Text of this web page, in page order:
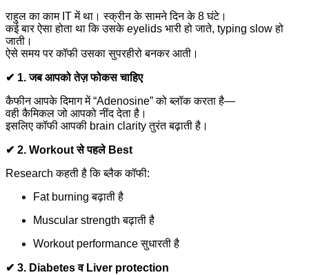
राहुल का काम IT में था। स्क्रीन के सामने दिन के 8 घंटे।
कई बार ऐसा होता था कि उसके eyelids भारी हो जाते, typing slow हो
जाती।
ऐसे समय पर कॉफी उसका सुपरहीरो बनकर आती।
✔ 1. जब आपको तेज़ फोकस चाहिए
कैफीन आपके दिमाग में “Adenosine” को ब्लॉक करता है—
वही कैमिकल जो आपको नींद देता है।
इसलिए कॉफी आपकी brain clarity तुरंत बढ़ाती है।
✔ 2. Workout से पहले Best
Research कहती है कि ब्लैक कॉफी:
Fat burning बढ़ाती है
Muscular strength बढ़ाती है
Workout performance सुधारती है
✔ 3. Diabetes व Liver protection